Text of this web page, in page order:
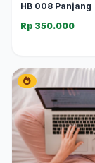
HB 008 Panjang
Rp 350.000